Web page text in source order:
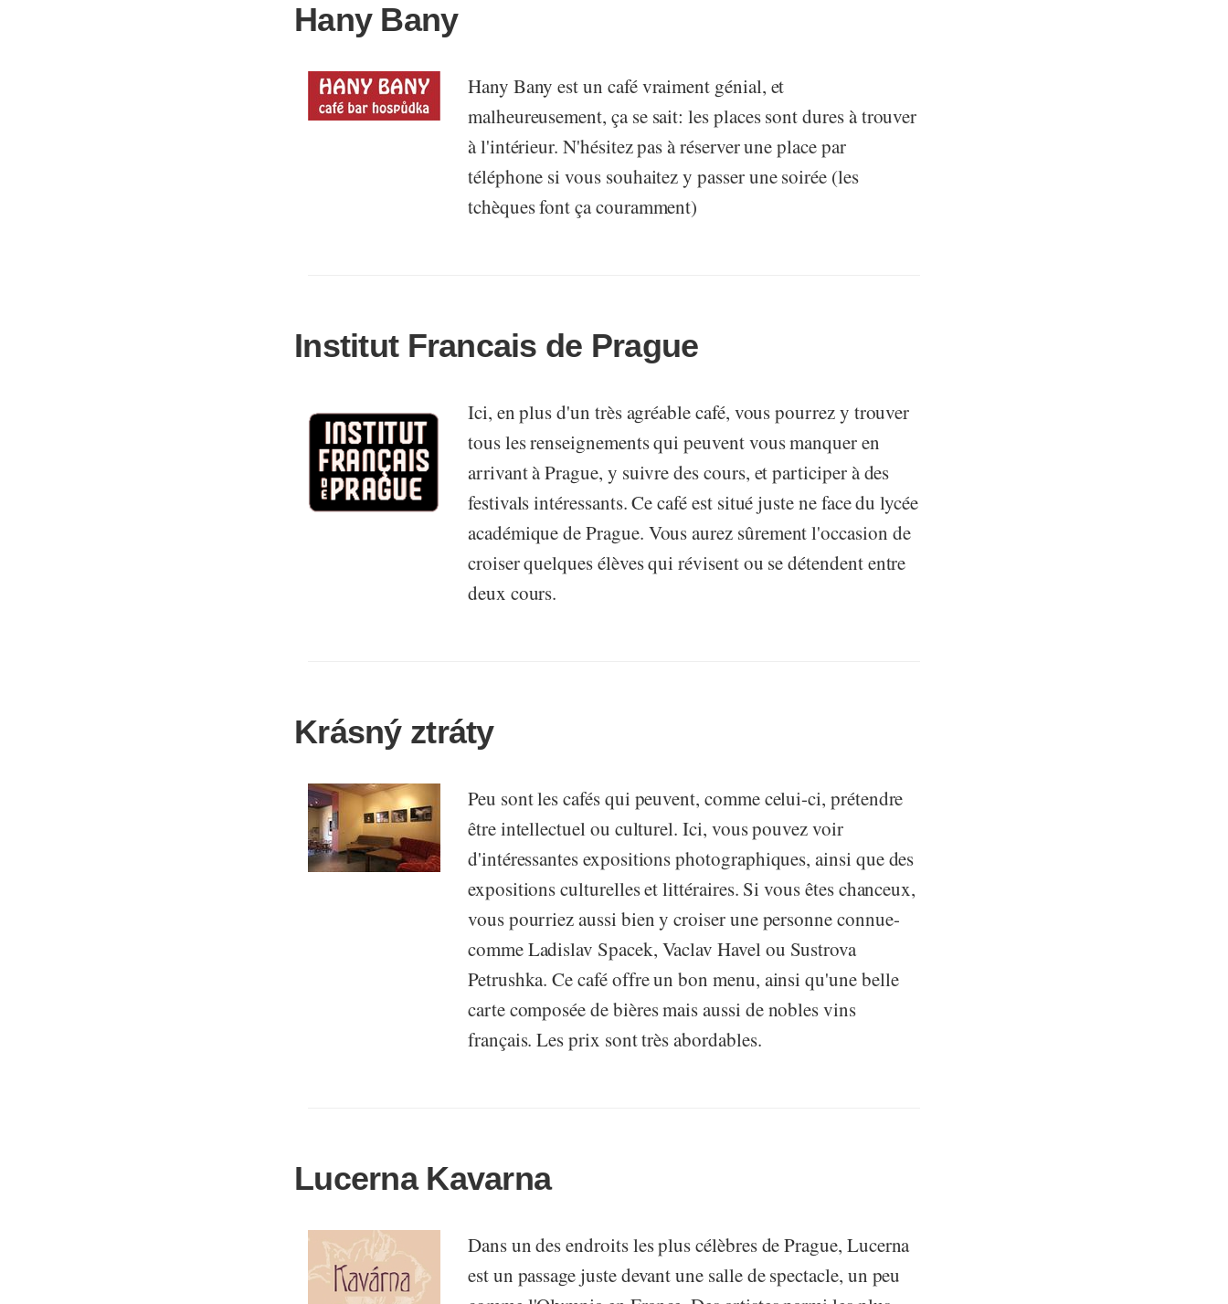
Hany Bany
Hany Bany est un café vraiment génial, et
malheureusement, ça se sait: les places sont dures à trouver
à l'intérieur. N'hésitez pas à réserver une place par
téléphone si vous souhaitez y passer une soirée (les
tchèques font ça couramment)
Institut Francais de Prague
Ici, en plus d'un très agréable café, vous pourrez y trouver
tous les renseignements qui peuvent vous manquer en
arrivant à Prague, y suivre des cours, et participer à des
festivals intéressants. Ce café est situé juste ne face du lycée
académique de Prague. Vous aurez sûrement l'occasion de
croiser quelques élèves qui révisent ou se détendent entre
deux cours.
Krásný ztráty
Peu sont les cafés qui peuvent, comme celui-ci, prétendre
être intellectuel ou culturel. Ici, vous pouvez voir
d'intéressantes expositions photographiques, ainsi que des
expositions culturelles et littéraires. Si vous êtes chanceux,
vous pourriez aussi bien y croiser une personne connue-
comme Ladislav Spacek, Vaclav Havel ou Sustrova
Petrushka. Ce café offre un bon menu, ainsi qu'une belle
carte composée de bières mais aussi de nobles vins
français. Les prix sont très abordables.
Lucerna Kavarna
Dans un des endroits les plus célèbres de Prague, Lucerna
est un passage juste devant une salle de spectacle, un peu